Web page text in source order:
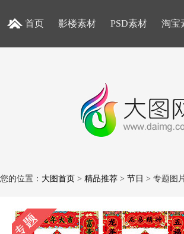
首页 影楼素材 PSD素材 淘宝
您的位置： 大图首页 > 精品推荐 > 节日 > 专题图